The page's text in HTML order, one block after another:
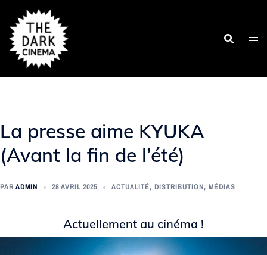
contenu
La presse aime KYUKA
(Avant la fin de l’été)
PARADMIN 28 AVRIL 2025 ACTUALITÉ, DISTRIBUTION, MÉDIAS
Actuellement au cinéma !